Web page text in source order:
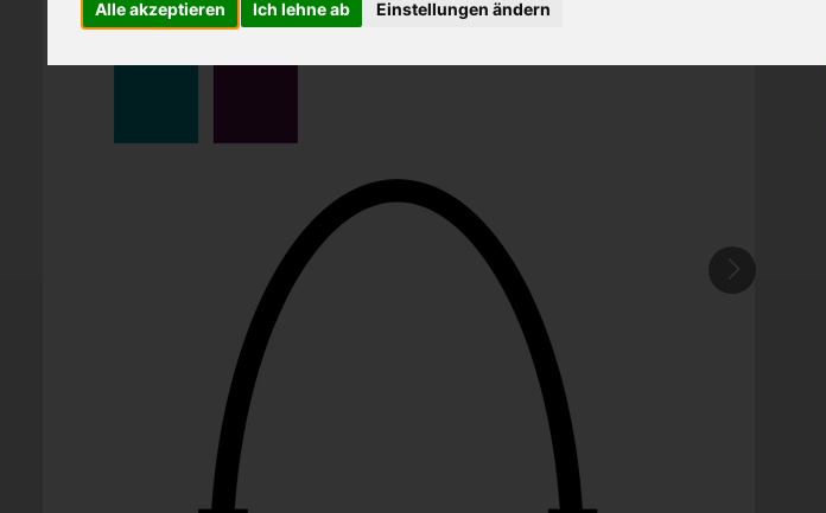
Alle akzeptieren Ich lehne ab Einstellungen ändern